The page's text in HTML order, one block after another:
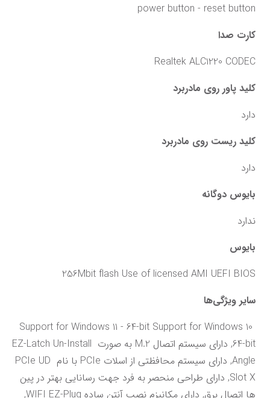
power button - reset button
کارت صدا
Realtek ALC1220 CODEC
کلید پاور روی مادربرد
دارد
کلید ریست روی مادربرد
دارد
بایوس دوگانه
ندارد
بایوس
256Mbit flash Use of licensed AMI UEFI BIOS
سایر ویژگی‌ها
Support for Windows 11 - 64-bit Support for Windows 10
64-bit, دارای سیستم اتصال M.2 به صورت EZ-Latch Un-Install
Angle, دارای سیستم محافظتی از اسلات PCIe با نام PCIe UD